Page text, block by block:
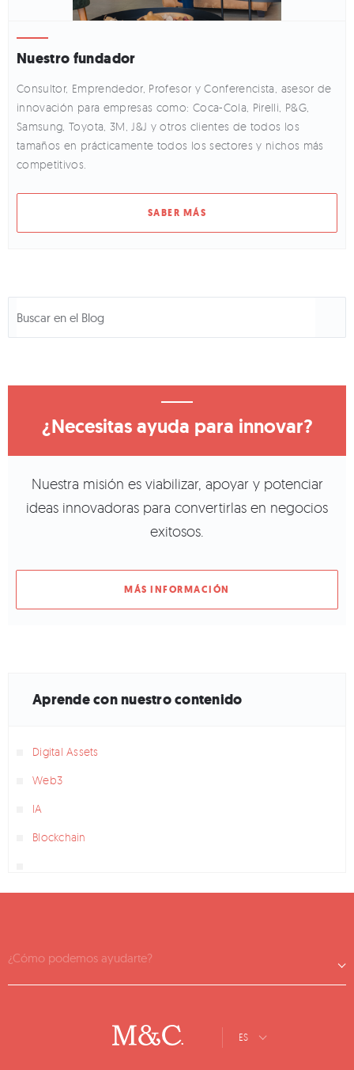
Nuestro fundador
Consultor, Emprendedor, Profesor y Conferencista, asesor de
innovación para empresas como: Coca-Cola, Pirelli, P&G,
Samsung, Toyota, 3M, J&J y otros clientes de todos los
tamaños en prácticamente todos los sectores y nichos más
competitivos.
SABER MÁS
¿Necesitas ayuda para innovar?
Nuestra misión es viabilizar, apoyar y potenciar
ideas innovadoras para convertirlas en negocios
exitosos.
MÁS INFORMACIÓN
Aprende con nuestro contenido
Digital Assets
Web3
IA
Blockchain
¿Cómo podemos ayudarte?
ES